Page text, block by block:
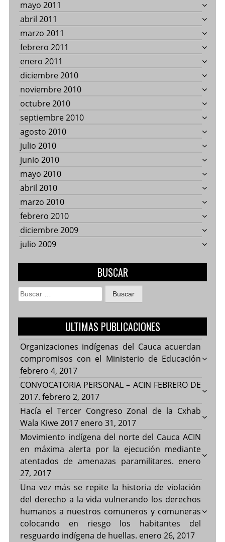
mayo 2011
abril 2011
marzo 2011
febrero 2011
enero 2011
diciembre 2010
noviembre 2010
octubre 2010
septiembre 2010
agosto 2010
julio 2010
junio 2010
mayo 2010
abril 2010
marzo 2010
febrero 2010
diciembre 2009
julio 2009
BUSCAR
Buscar:
ULTIMAS PUBLICACIONES
Organizaciones indígenas del Cauca acuerdan
compromisos con el Ministerio de Educación
febrero 4, 2017
CONVOCATORIA PERSONAL – ACIN FEBRERO DE
2017. febrero 2, 2017
Hacía el Tercer Congreso Zonal de la Cxhab
Wala Kiwe 2017 enero 31, 2017
Movimiento indígena del norte del Cauca ACIN
en máxima alerta por la ejecución mediante
atentados de amenazas paramilitares. enero
27, 2017
Una vez más se repite la historia de violación
del derecho a la vida vulnerando los derechos
humanos a nuestros comuneros y comuneras
colocando en riesgo los habitantes del
resguardo indígena de huellas. enero 26, 2017